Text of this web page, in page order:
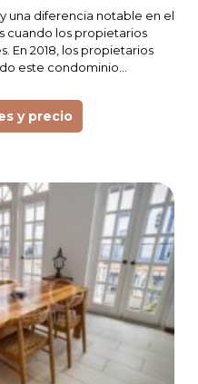
una diferencia notable en el
cuando los propietarios
En 2018, los propietarios
este condominio…
y precio